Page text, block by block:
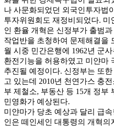
나 사문화되었던 외국인투자법
투자위원회도 재정비되었다.
인 환율 개혁은 신정부가 출범
작업반을 초청하여 문제해결을
월 시중 민간은행에 1962년 군
환전기능을 허용하였고 미얀마
추진될 예정이다. 신정부는 또
고 있는데 2010년 천연가스 충
부 제철소, 부동산 등 15개 정부
민영화가 예상된다.
미얀마가 당초 예상과 달리 급
인은 떼인세인 대통령의 개혁의